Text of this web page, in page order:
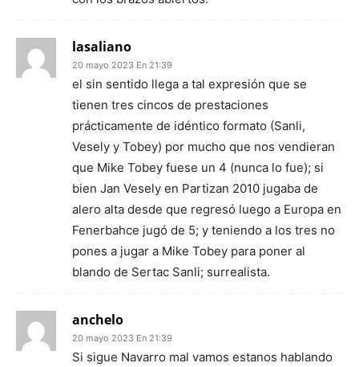
lasaliano
20 mayo 2023 En 21:39
el sin sentido llega a tal expresión que se
tienen tres cincos de prestaciones
prácticamente de idéntico formato (Sanli,
Vesely y Tobey) por mucho que nos vendieran
que Mike Tobey fuese un 4 (nunca lo fue); si
bien Jan Vesely en Partizan 2010 jugaba de
alero alta desde que regresó luego a Europa en
Fenerbahce jugó de 5; y teniendo a los tres no
pones a jugar a Mike Tobey para poner al
blando de Sertac Sanli; surrealista.
anchelo
20 mayo 2023 En 21:39
Si sigue Navarro mal vamos estanos hablando